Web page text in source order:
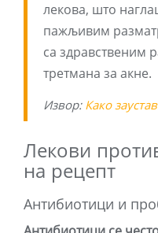
лекова, што
пажљивим
са здравственим
третмана за акне.
Извор: Како
Лекови
на рецепт
Антибиотици и